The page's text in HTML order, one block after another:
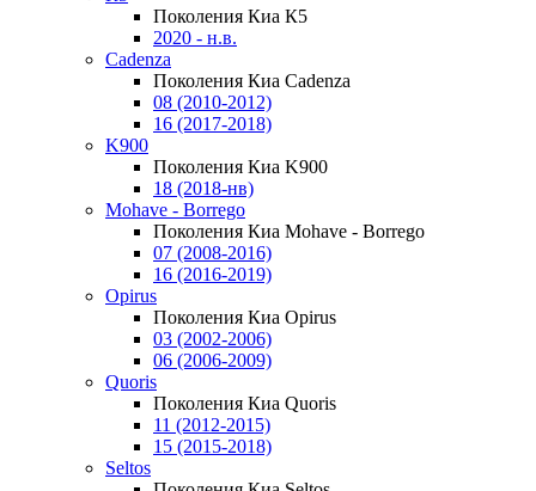
Поколения Киа К5
2020 - н.в.
Cadenza
Поколения Киа Cadenza
08 (2010-2012)
16 (2017-2018)
K900
Поколения Киа K900
18 (2018-нв)
Mohave - Borrego
Поколения Киа Mohave - Borrego
07 (2008-2016)
16 (2016-2019)
Opirus
Поколения Киа Opirus
03 (2002-2006)
06 (2006-2009)
Quoris
Поколения Киа Quoris
11 (2012-2015)
15 (2015-2018)
Seltos